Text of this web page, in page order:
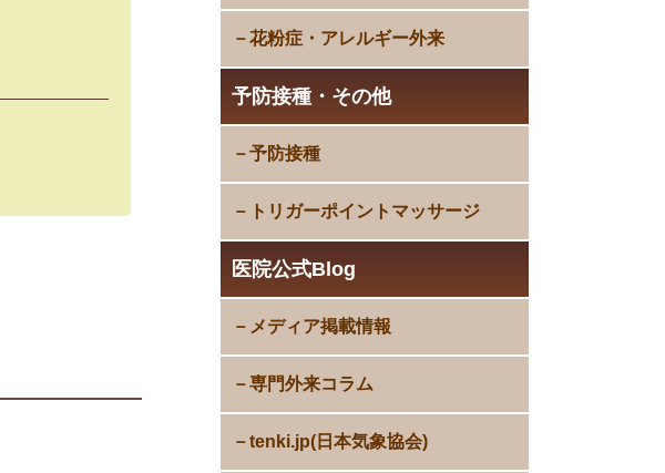
花粉症・アレルギー外来
予防接種・その他
予防接種
トリガーポイントマッサージ
医院公式Blog
メディア掲載情報
専門外来コラム
tenki.jp(日本気象協会)